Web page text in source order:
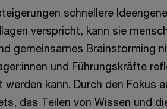
schnellere
verspricht, kann sie
gemeinsames Brainstorming
und Führungskräfte
kann. Durch den Fokus
das Teilen von Wissen und